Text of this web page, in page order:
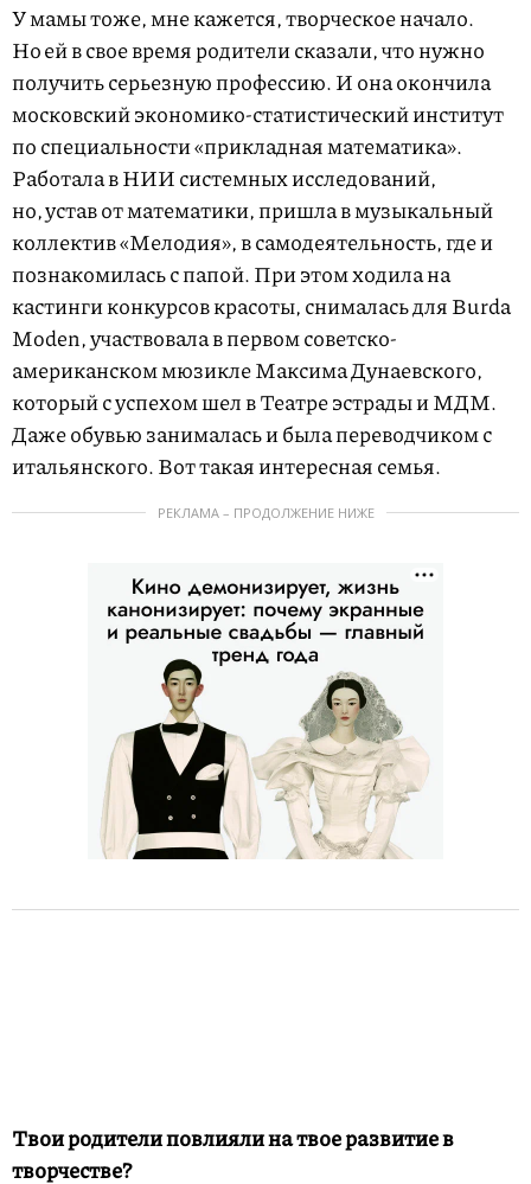
У мамы тоже, мне кажется, творческое начало.
Но ей в свое время родители сказали, что нужно
получить серьезную профессию. И она окончила
московский экономико-статистический институт
по специальности «прикладная математика».
Работала в НИИ системных исследований,
но, устав от математики, пришла в музыкальный
коллектив «Мелодия», в самодеятельность, где и
познакомилась с папой. При этом ходила на
кастинги конкурсов красоты, снималась для Burda
Moden, участвовала в первом советско-
американском мюзикле Максима Дунаевского,
который с успехом шел в Театре эстрады и МДМ.
Даже обувью занималась и была переводчиком с
итальянского. Вот такая интересная семья.
РЕКЛАМА – ПРОДОЛЖЕНИЕ НИЖЕ
Твои родители повлияли на твое развитие в
творчестве?